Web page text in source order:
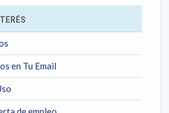
en Tu Email